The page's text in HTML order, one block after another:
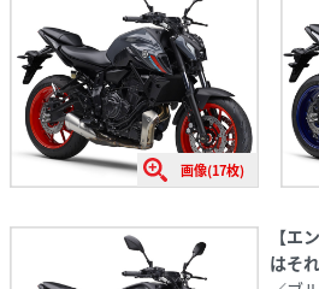
画像(17枚)
【エ
はそ